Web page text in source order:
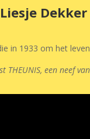
Dekker
in 1933 om het
een neef